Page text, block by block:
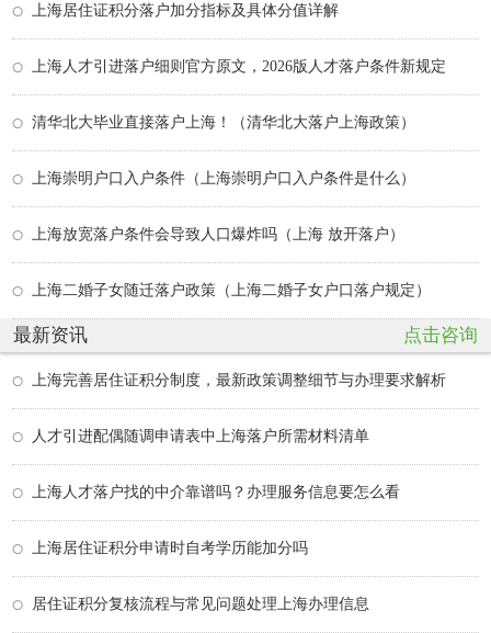
上海居住证积分落户加分指标及具体分值详解
上海人才引进落户细则官方原文，2026版人才落户条件新规定
清华北大毕业直接落户上海！（清华北大落户上海政策）
上海崇明户口入户条件（上海崇明户口入户条件是什么）
上海放宽落户条件会导致人口爆炸吗（上海 放开落户）
上海二婚子女随迁落户政策（上海二婚子女户口落户规定）
最新资讯 点击咨询
上海完善居住证积分制度，最新政策调整细节与办理要求解析
人才引进配偶随调申请表中上海落户所需材料清单
上海人才落户找的中介靠谱吗？办理服务信息要怎么看
上海居住证积分申请时自考学历能加分吗
居住证积分复核流程与常见问题处理上海办理信息